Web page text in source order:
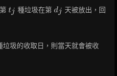
t_j
tj 種垃圾在第 d_j
dj 天被放出，回
圾的收取日，則當天就會被收